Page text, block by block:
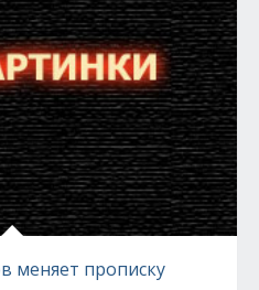
меняет прописку